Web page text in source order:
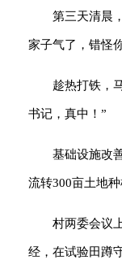
第三天清晨
家子气了，错怪
趁热打铁，
书记，真中！”
基础设施改
流转300亩土地种
村两委会议
经，在试验田蹲